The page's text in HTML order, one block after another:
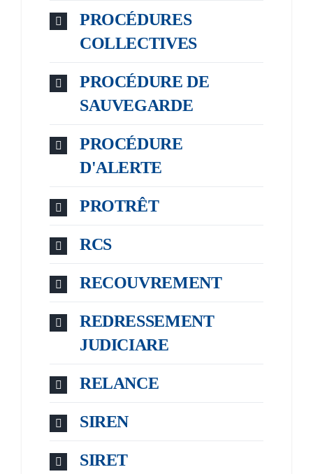
PROCÉDURES
COLLECTIVES
PROCÉDURE DE
SAUVEGARDE
PROCÉDURE
D'ALERTE
PROTRÊT
RCS
RECOUVREMENT
REDRESSEMENT
JUDICIARE
RELANCE
SIREN
SIRET